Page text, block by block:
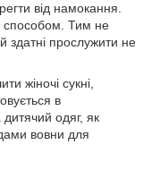
від намокання.
способом. Тим не
здатні прослужити не
жіночі сукні,
в
одяг, як
вовни для